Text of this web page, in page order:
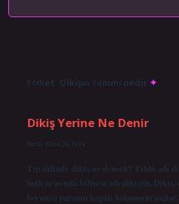
Etiket: Dikişin tanimi nedir
Dikiş Yerine Ne Denir
Tarih: Ekim 28, 2024
Tıp dilinde dikiş ne demek? Tıbbi adı
halk arasında bilinen adı dikiştir.
boyunca yaranın kapalı kalmasını